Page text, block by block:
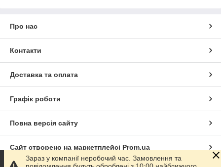
Про нас
Контакти
Доставка та оплата
Графік роботи
Повна версія сайту
Сайт створено на маркетплейсі Prom.ua
Зараз у компанії неробочий час. Замовлення та